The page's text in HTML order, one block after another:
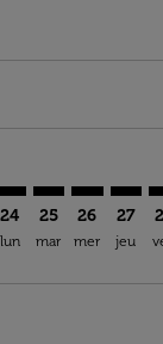
disclaimer.
offers-
view-offers-
cmp-view-
cmp-view-
SFO–CAN: cmp-
24
lun
SFO–CAN:
25
mar
26
mer
27
jeu